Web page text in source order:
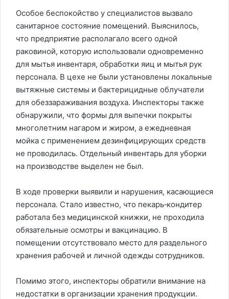
Особое беспокойство у специалистов вызвало
санитарное состояние помещений. Выяснилось,
что предприятие располагало всего одной
раковиной, которую использовали одновременно
для мытья инвентаря, обработки яиц и мытья рук
персонала. В цехе не были установлены локальные
вытяжные системы и бактерицидные облучатели
для обеззараживания воздуха. Инспекторы также
обнаружили, что формы для выпечки покрыты
многолетним нагаром и жиром, а ежедневная
мойка с применением дезинфицирующих средств
не проводилась. Отдельный инвентарь для уборки
на производстве выделен не был.
В ходе проверки выявили и нарушения, касающиеся
персонала. Стало известно, что пекарь‑кондитер
работала без медицинской книжки, не проходила
обязательные осмотры и вакцинацию. В
помещении отсутствовало место для раздельного
хранения рабочей и личной одежды сотрудников.
Помимо этого, инспекторы обратили внимание на
недостатки в организации хранения продукции.